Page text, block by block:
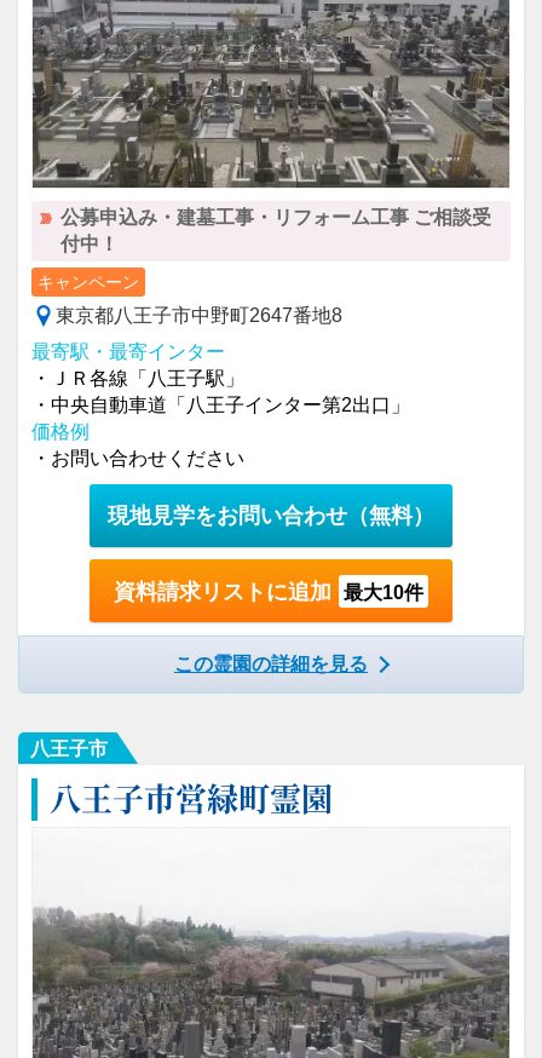
公募申込み・建墓工事・リフォーム工事 ご相談受
付中！
キャンペーン
東京都八王子市中野町2647番地8
最寄駅・最寄インター
・ＪＲ各線「八王子駅」
・中央自動車道「八王子インター第2出口」
価格例
・お問い合わせください
現地見学をお問い合わせ （無料）
資料請求リストに追加 最大10件
この霊園の詳細を見る
八王子市
八王子市営緑町霊園